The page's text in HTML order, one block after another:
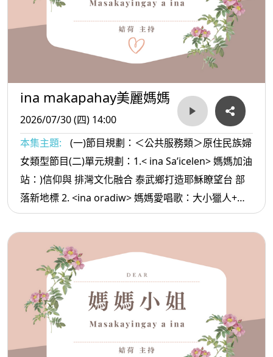
ina makapahay美麗媽媽
2026/07/30 (四) 14:00
本集主題:
(一)節目規劃：＜公共服務類＞原住民族婦
女類型節目(二)單元規劃：1.< ina Sa’icelen> 媽媽加油
站：)信仰與 排灣文化融合 泰武鄉打造耶穌瞭望台 部
落新地標 2. <ina oradiw> 媽媽愛唱歌：大小獵人+大
樹 3.< ina Masa’sa >媽媽放輕鬆:朋友要慎選